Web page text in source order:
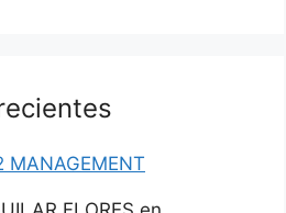
MANAGEMENT